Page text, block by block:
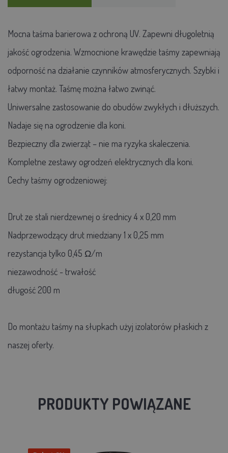
Mocna taśma barierowa z ochroną UV. Zapewni długoletnią
jakość ogrodzenia. Wzmocnione krawędzie taśmy zapewniają
odporność na działanie czynników atmosferycznych. Szybki i
łatwy montaż. Taśmę można łatwo zwinąć.
Uniwersalne zastosowanie do obudów zwykłych i dłuższych.
Nadaje się na ogrodzenie dla koni.
Bezpieczny dla zwierząt – nie ma ryzyka skaleczenia.
Kompletne zestawy ogrodzeń elektrycznych dla koni.
Cechy taśmy ogrodzeniowej:
Drut ze stali nierdzewnej o średnicy 4 x 0,20 mm
Nadprzewodzący drut miedziany 1 x 0,25 mm
rezystancja tylko 0,45 Ω/m
niezawodność - trwałość
długość 200 m
Do montażu taśmy na słupkach użyj izolatorów płaskich z
naszej oferty.
PRODUKTY POWIĄZANE